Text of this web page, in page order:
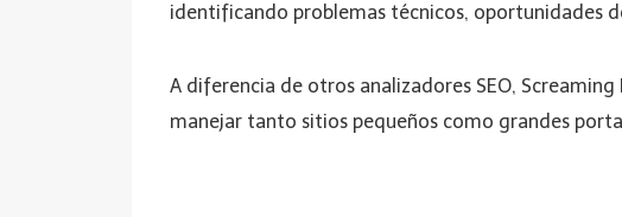
identificando problemas técnicos, oportunidades
A diferencia de otros analizadores SEO,
manejar tanto sitios pequeños como grandes